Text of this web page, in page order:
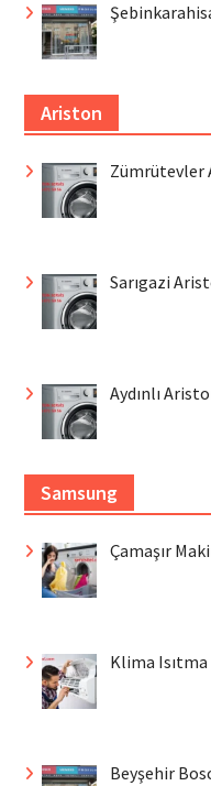
Ariston
Zümrütevler
Sarıgazi
Aydınlı
Samsung
Çamaşır
Klima Isıtma
Beyşehir